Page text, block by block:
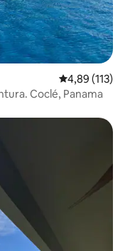
Średnia
4,89 (113)
Coclé, Panama